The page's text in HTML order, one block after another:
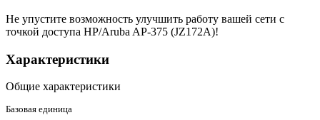
Не упустите возможность улучшить работу вашей сети с
точкой доступа HP/Aruba AP-375 (JZ172A)!
Характеристики
Общие характеристики
Базовая единица